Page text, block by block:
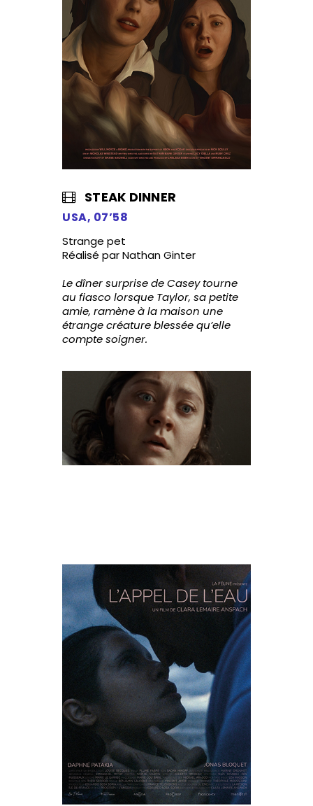
STEAK DINNER
USA, 07’58
Strange pet
Réalisé par Nathan Ginter
Le dîner surprise de Casey tourne
au fiasco lorsque Taylor, sa petite
amie, ramène à la maison une
étrange créature blessée qu’elle
compte soigner.